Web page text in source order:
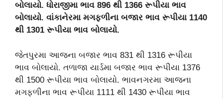
બોલાયો. ધોરાજીમા ભાવ 896 થી 1366 રૂપીયા ભાવ
બોલાયો. વાંકાનેરમા મગફળીના બજાર ભાવ રૂપીયા 1140
થી 1301 રૂપીયા ભાવ બોલાયો.
જેતપુરમા આજના બજાર ભાવ 831 થી 1316 રૂપીયા
ભાવ બોલાયો. તળાજા યાર્ડમા બજાર ભાવ રૂપીયા 1376
થી 1500 રૂપીયા ભાવ બોલાયો. ભાવનગરમા આજના
મગફળીના ભાવ રૂપીયા 1111 થી 1430 રૂપીયા ભાવ